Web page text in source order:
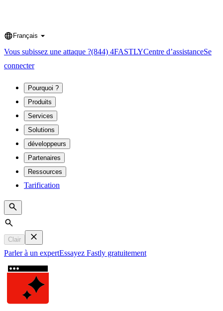
Language
Français
Vous subissez une attaque ?(844) 4FASTLYCentre d’assistanceSe
connecter
Pourquoi ?
Produits
Services
Solutions
développeurs
Partenaires
Ressources
Tarification
Search
Clair
Parler à un expertEssayez Fastly gratuitement